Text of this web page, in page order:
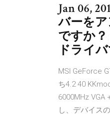
Jan 06,
バーを
ですか？
ドライ
MSI GeForce
ち4.2 40
6000MHz VGA
し、デバイス